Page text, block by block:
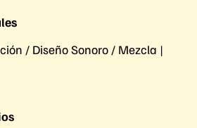
/ Diseño Sonoro / Mezcla |